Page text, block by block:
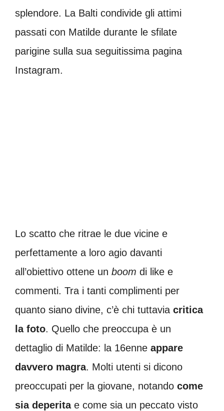
splendore. La Balti condivide gli attimi
passati con Matilde durante le sfilate
parigine sulla sua seguitissima pagina
Instagram.
Lo scatto che ritrae le due vicine e
perfettamente a loro agio davanti
all’obiettivo ottene un boom di like e
commenti. Tra i tanti complimenti per
quanto siano divine, c’è chi tuttavia critica
la foto. Quello che preoccupa è un
dettaglio di Matilde: la 16enne appare
davvero magra. Molti utenti si dicono
preoccupati per la giovane, notando come
sia deperitae come sia un peccato visto